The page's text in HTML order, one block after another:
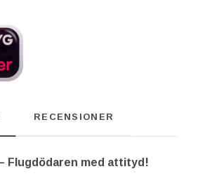
RECENSIONER
Flugdödaren med attityd!